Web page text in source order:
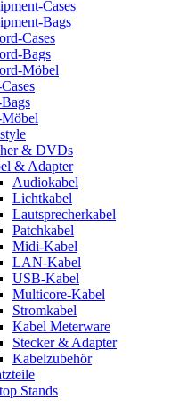
Cases
Bags
Cases
Bags
Möbel
& DVDs
& Adapter
Audiokabel
Lichtkabel
Lautsprecherkabel
Patchkabel
Midi-Kabel
LAN-Kabel
USB-Kabel
Multicore-Kabel
Stromkabel
Kabel Meterware
Stecker & Adapter
Kabelzubehör
Stands